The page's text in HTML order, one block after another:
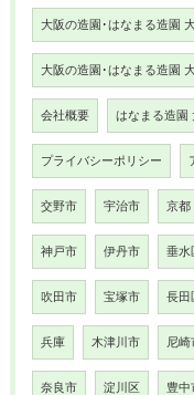
大阪の造園･はなまる造園
大阪の造園･はなまる造園
会社概要 はなまる造園
プライバシーポリシー
交野市 宇治市 京都
神戸市 伊丹市 垂水
吹田市 宝塚市 長田
兵庫 木津川市 尼崎
奈良市 淀川区 豊中